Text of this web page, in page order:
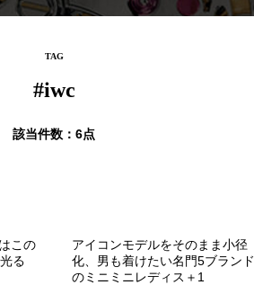
TAG
#iwc
該当件数： 6点
この
る
アイコンモデルをそのまま小径
化、男も着けたい名門5ブランド
のミニミニレディス＋1